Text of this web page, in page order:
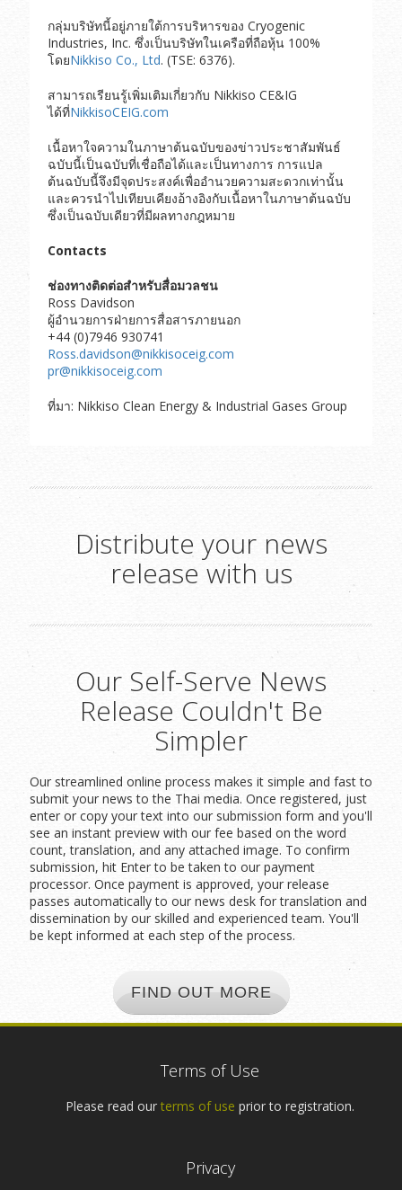
กลุ่มบริษัทนี้อยู่ภายใต้การบริหารของ Cryogenic
Industries, Inc. ซึ่งเป็นบริษัทในเครือที่ถือหุ้น 100%
โดยNikkiso Co., Ltd. (TSE: 6376).
สามารถเรียนรู้เพิ่มเติมเกี่ยวกับ Nikkiso CE&IG
ได้ที่NikkisoCEIG.com
เนื้อหาใจความในภาษาต้นฉบับของข่าวประชาสัมพันธ์
ฉบับนี้เป็นฉบับที่เชื่อถือได้และเป็นทางการ การแปล
ต้นฉบับนี้จึงมีจุดประสงค์เพื่ออำนวยความสะดวกเท่านั้น
และควรนำไปเทียบเคียงอ้างอิงกับเนื้อหาในภาษาต้นฉบับ
ซึ่งเป็นฉบับเดียวที่มีผลทางกฎหมาย
Contacts
ช่องทางติดต่อสำหรับสื่อมวลชน
Ross Davidson
ผู้อำนวยการฝ่ายการสื่อสารภายนอก
+44 (0)7946 930741
Ross.davidson@nikkisoceig.com
pr@nikkisoceig.com
ที่มา: Nikkiso Clean Energy & Industrial Gases Group
Distribute your news
release with us
Our Self-Serve News
Release Couldn't Be
Simpler
Our streamlined online process makes it simple and fast to
submit your news to the Thai media. Once registered, just
enter or copy your text into our submission form and you'll
see an instant preview with our fee based on the word
count, translation, and any attached image. To confirm
submission, hit Enter to be taken to our payment
processor. Once payment is approved, your release
passes automatically to our news desk for translation and
dissemination by our skilled and experienced team. You'll
be kept informed at each step of the process.
FIND OUT MORE
Terms of Use
Please read our terms of use prior to registration.
Privacy